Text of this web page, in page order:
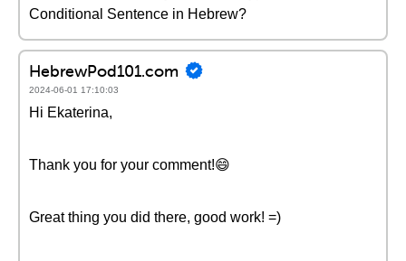
Conditional Sentence in Hebrew?
HebrewPod101.com
2024-06-01 17:10:03
Hi Ekaterina,
Thank you for your comment!😄
Great thing you did there, good work! =)